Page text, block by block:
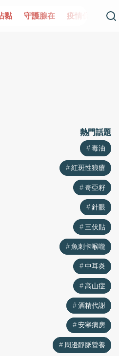
疫情保衛戰 再生醫學 愛的
熱門話題
毒油
紅斑性狼瘡
奇亞籽
針眼
三伏貼
魚刺卡喉嚨
中耳炎
高山症
酒精代謝
安寧病房
周邊靜脈營養
熱門話題
毒油
紅斑性狼瘡
奇亞籽
針眼
三伏貼
魚刺卡喉嚨
中耳炎
高山症
酒精代謝
安寧病房
周邊靜脈營養